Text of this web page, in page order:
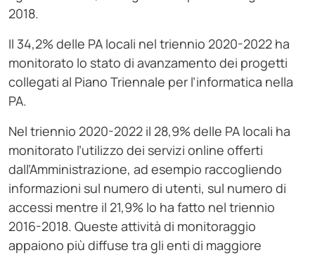
2018.
Il 34,2% delle PA locali nel triennio 2020-2022 ha
monitorato lo stato di avanzamento dei progetti
collegati al Piano Triennale per l’informatica nella
PA.
Nel triennio 2020-2022 il 28,9% delle PA locali ha
monitorato l’utilizzo dei servizi online offerti
dall’Amministrazione, ad esempio raccogliendo
informazioni sul numero di utenti, sul numero di
accessi mentre il 21,9% lo ha fatto nel triennio
2016-2018. Queste attività di monitoraggio
appaiono più diffuse tra gli enti di maggiore